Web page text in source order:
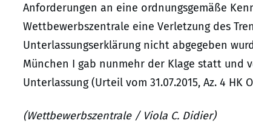
Anforderungen an eine ordnungsgemäße
Wettbewerbszentrale eine Verletzung des
Unterlassungserklärung nicht abgegeben
München I gab nunmehr der Klage statt und
Unterlassung (Urteil vom 31.07.2015, Az. 4 HK
(Wettbewerbszentrale / Viola C. Didier)